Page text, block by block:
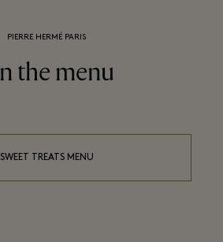
PIERRE HERMÉ PARIS
the menu
SWEET TREATS MENU